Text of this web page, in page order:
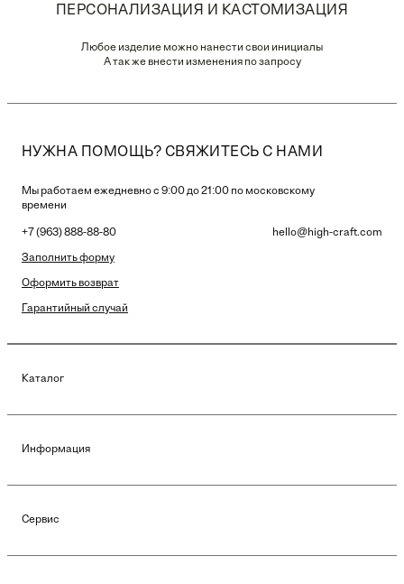
ПЕРСОНАЛИЗАЦИЯ И КАСТОМИЗАЦИЯ
Любое изделие можно нанести свои инициалы
А так же внести изменения по запросу
НУЖНА ПОМОЩЬ? СВЯЖИТЕСЬ С НАМИ
Мы работаем ежедневно с 9:00 до 21:00 по московскому
времени
+7 (963) 888-88-80 hello@high-craft.com
Заполнить форму
Оформить возврат
Гарантийный случай
Каталог
Информация
Сервис